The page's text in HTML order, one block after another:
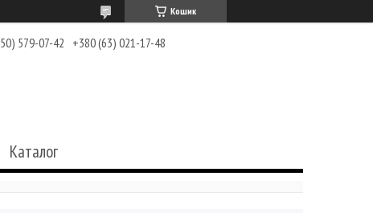
Кошик
579-07-42 +380 (63) 021-17-48
Каталог